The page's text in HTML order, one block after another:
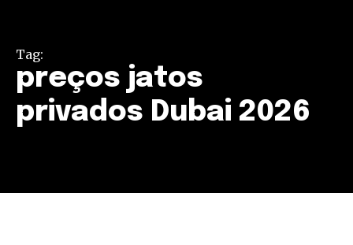
Tag:
preços jatos
privados Dubai 2026